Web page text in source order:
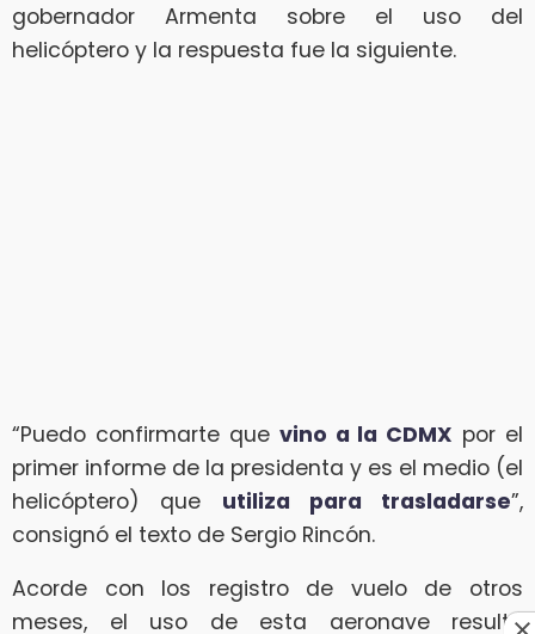
gobernador Armenta sobre el uso del
helicóptero y la respuesta fue la siguiente.
“Puedo confirmarte que vino a la CDMX por el
primer informe de la presidenta y es el medio (el
helicóptero) que utiliza para trasladarse”,
consignó el texto de Sergio Rincón.
Acorde con los registro de vuelo de otros
meses, el uso de esta aeronave resultó